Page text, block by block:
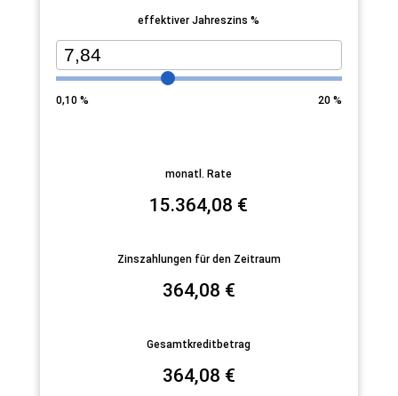
effektiver Jahreszins %
0,10% 20 %
monatl. Rate
15.364,08 €
Zinszahlungen für den Zeitraum
364,08 €
Gesamtkreditbetrag
364,08 €